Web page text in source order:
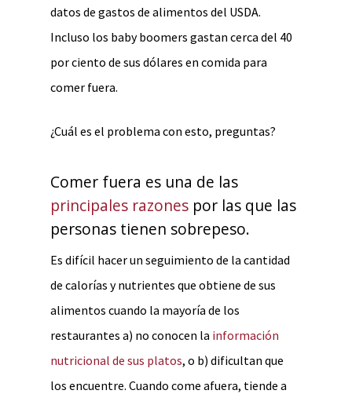
datos de gastos de alimentos del USDA.
Incluso los baby boomers gastan cerca del 40
por ciento de sus dólares en comida para
comer fuera.
¿Cuál es el problema con esto, preguntas?
Comer fuera es una de las
principales razones por las que las
personas tienen sobrepeso.
Es difícil hacer un seguimiento de la cantidad
de calorías y nutrientes que obtiene de sus
alimentos cuando la mayoría de los
restaurantes a) no conocen la información
nutricional de sus platos, o b) dificultan que
los encuentre. Cuando come afuera, tiende a